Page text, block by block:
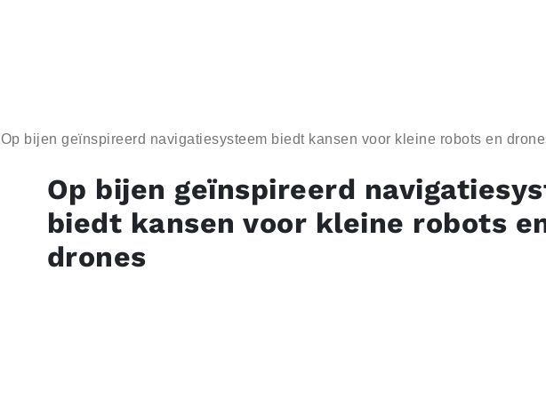
Op bijen geïnspireerd navigatiesysteem biedt kansen voor kleine robots en
Op bijen geïnspireerd
biedt kansen voor kleine robots
drones